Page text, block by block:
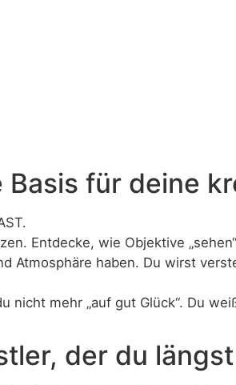
für deine
Entdecke, wie Objektive
Atmosphäre haben. Du wirst
nicht mehr „auf gut Glück“. Du
der du